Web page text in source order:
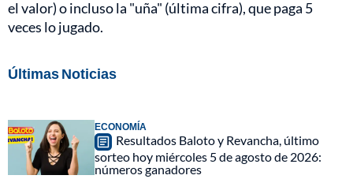
el valor) o incluso la "uña" (última cifra), que paga 5
veces lo jugado.
Últimas Noticias
ECONOMÍA
Resultados Baloto y Revancha, último
sorteo hoy miércoles 5 de agosto de 2026:
números ganadores